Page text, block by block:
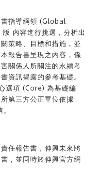
指導綱領 (Global
內容進行挑選，分析出
策略、目標和措施，並
報告書呈現之內容，係
關係人所關注的永續考
資訊揭露的參考基礎。
選項 (Core) 為基礎編
第三方公正單位依據
任報告書，伸興未來將
，並同時於伸興官方網